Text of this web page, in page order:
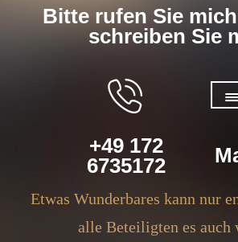
Bitte rufen Sie
schreiben Sie
+49 172
6735172
Etwas Wunderbares kann nur
alle Beteiligten es auch